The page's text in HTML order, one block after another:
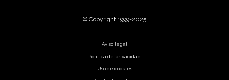
© Copyright 1999-2025
Aviso legal
Política de privacidad
Uso de cookies